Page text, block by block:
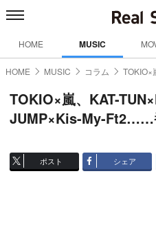
HOME MUSIC
HOME MUSIC コラム TOKIO×
TOKIO×嵐、KAT-
JUMP×Kis-My-Ft2……
ポスト シェア